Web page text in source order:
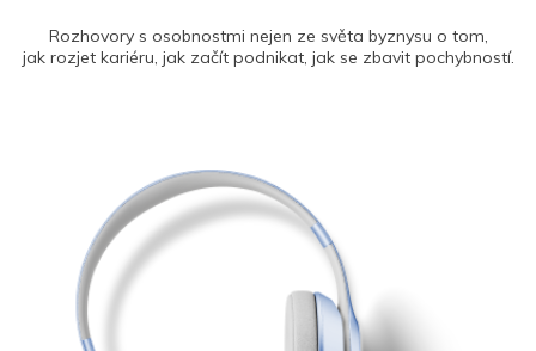
Rozhovory s osobnostmi nejen ze světa byznysu o tom,
jak rozjet kariéru, jak začít podnikat, jak se zbavit pochybností.